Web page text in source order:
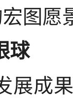
图愿
球
展成